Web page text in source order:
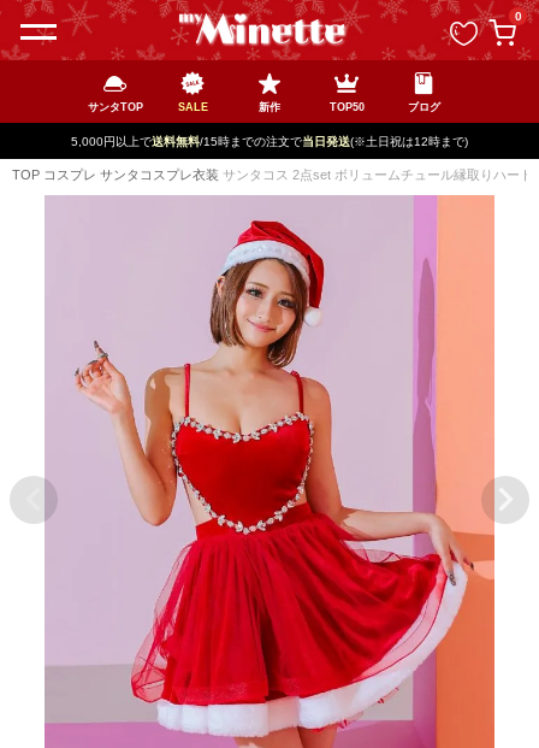
0
サンタTOP SALE 新作 TOP50 ブログ
5,000円以上で送料無料/15時までの注文で当日発送(※土日祝は12時まで)
TOP コスプレ サンタコスプレ衣装 サンタコス 2点set ボリュームチュール縁取りハー
ペー
ジト
ップ